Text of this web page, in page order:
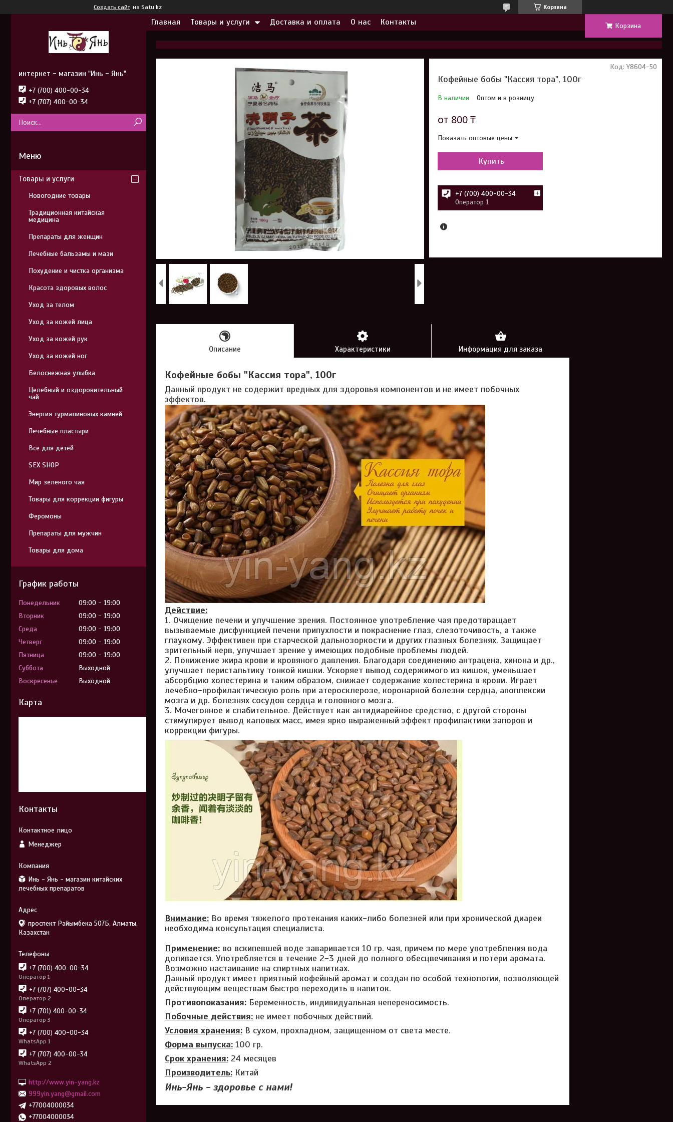
Создать сайт на Satu.kz Корзина
Главная Товары и услуги Доставка и оплата О нас Контакты Корзина
Кофейные бобы "Кассия тора", 100г
В наличии Оптом и в розницу
Код: Y8604-50
от 800 ₸
Показать оптовые цены
Купить
+7 (700) 400-00-34
Оператор 1
Описание Характеристики Информация для заказа
Кофейные бобы "Кассия тора", 100г
Данный продукт не содержит вредных для здоровья компонентов и не имеет побочных
эффектов.
Действие:
1. Очищение печени и улучшение зрения. Постоянное употребление чая предотвращает
вызываемые дисфункцией печени припухлости и покраснение глаз, слезоточивость, а также
глаукому. Эффективен при старческой дальнозоркости и других глазных болезнях. Защищает
зрительный нерв, улучшает зрение у имеющих подобные проблемы людей.
2. Понижение жира крови и кровяного давления. Благодаря соединению антрацена, хинона и др.,
улучшает перистальтику тонкой кишки. Ускоряет вывод содержимого из кишок, уменьшает
абсорбцию холестерина и таким образом, снижает содержание холестерина в крови. Играет
лечебно-профилактическую роль при атеросклерозе, коронарной болезни сердца, апоплексии
мозга и др. болезнях сосудов сердца и головного мозга.
3. Мочегонное и слабительное. Действует как антидиарейное средство, с другой стороны
стимулирует вывод каловых масс, имея ярко выраженный эффект профилактики запоров и
коррекции фигуры.
Внимание: Во время тяжелого протекания каких-либо болезней или при хронической диареи
необходима консультация специалиста.
Применение: во вскипевшей воде заваривается 10 гр. чая, причем по мере употребления вода
доливается. Употребляется в течение 2-3 дней до полного обесцвечивания и потери аромата.
Возможно настаивание на спиртных напитках.
Данный продукт имеет приятный кофейный аромат и создан по особой технологии, позволяющей
действующим веществам быстро переходить в напиток.
Противопоказания: Беременность, индивидуальная непереносимость.
Побочные действия: не имеет побочных действий.
Условия хранения: В сухом, прохладном, защищенном от света месте.
Форма выпуска: 100 гр.
Срок хранения: 24 месяцев
Производитель: Китай
Инь-Янь - здоровье с нами!
интернет - магазин "Инь - Янь"
+7 (700) 400-00-34
+7 (707) 400-00-34
Товары и услуги
Новогодние товары
Традиционная китайская
медицина
Препараты для женщин
Лечебные бальзамы и мази
Похудение и чистка организма
Красота здоровых волос
Уход за телом
Уход за кожей лица
Уход за кожей рук
Уход за кожей ног
Белоснежная улыбка
Целебный и оздоровительный
чай
Энергия турмалиновых камней
Лечебные пластыри
Все для детей
SEX SHOP
Мир зеленого чая
Товары для коррекции фигуры
Феромоны
Препараты для мужчин
Товары для дома
График работы
Понедельник 09:00
19:00
Вторник
09:00
19:00
Среда
09:00
19:00
Четверг
09:00
19:00
Пятница
09:00
19:00
Суббота
Выходной
Воскресенье
Выходной
Карта
Контакты
Менеджер
Инь - Янь - магазин китайских
лечебных препаратов
проспект Райымбека 507Б, Алматы,
Казахстан
+7 (700) 400-00-34
Оператор 1
+7 (707) 400-00-34
Оператор 2
+7 (701) 400-00-34
Оператор 3
+7 (700) 400-00-34
WhatsApp 1
+7 (707) 400-00-34
WhatsApp 2
http://www.yin-yang.kz
999yin.yang@gmail.com
+77004000034
+77004000034